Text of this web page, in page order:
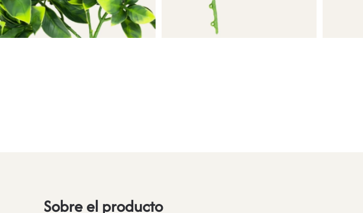
Sobre el producto